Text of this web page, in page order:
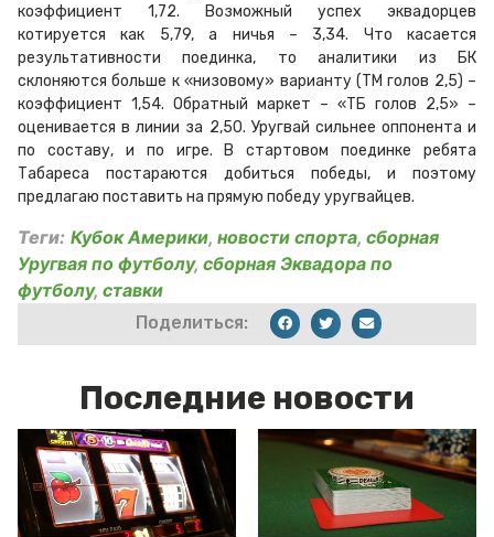
коэффициент 1,72. Возможный успех эквадорцев
котируется как 5,79, а ничья – 3,34. Что касается
результативности поединка, то аналитики из БК
склоняются больше к «низовому» варианту (ТМ голов 2,5) –
коэффициент 1,54. Обратный маркет – «ТБ голов 2,5» –
оценивается в линии за 2,50. Уругвай сильнее оппонента и
по составу, и по игре. В стартовом поединке ребята
Табареса постараются добиться победы, и поэтому
предлагаю поставить на прямую победу уругвайцев.
Теги: Кубок Америки, новости спорта, сборная
Уругвая по футболу, сборная Эквадора по
футболу, ставки
Поделиться:
Последние новости